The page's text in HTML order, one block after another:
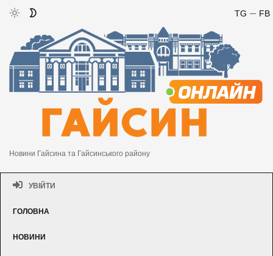
FB
TG
Новини Гайсина та Гайсинського району
УВІЙТИ
ГОЛОВНА
НОВИНИ